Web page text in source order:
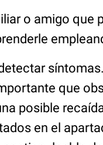
o amigo que
que
posible
en el